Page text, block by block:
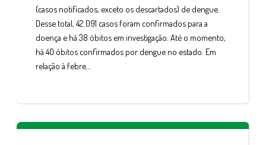
(casos notificados, exceto os descartados) de dengue.
Desse total, 42.091 casos foram confirmados para a
doença e há 38 óbitos em investigação. Até o momento,
há 40 óbitos confirmados por dengue no estado. Em
relação à febre…